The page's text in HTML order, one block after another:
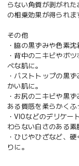
らない角質が剥がれ
の相乗効果が得られま
その他
・脇の黒ずみや色素
・背中のニキビやボ
べな肌に。
・バストトップの黒
かい肌に。
・お尻のニキビや黒
ある質感を柔らかくふ
・VIOなどのデリケー
わらない白さのある素
・ひじやひざなど、
りに。